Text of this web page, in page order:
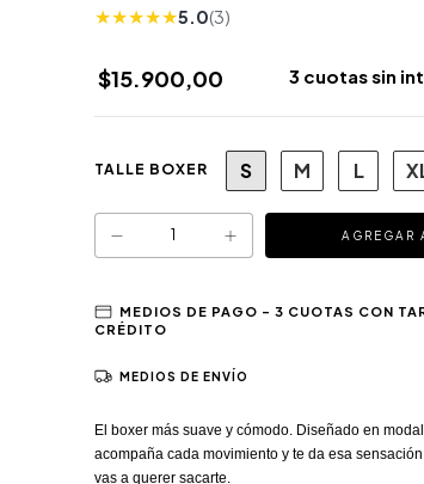
★★★★★5.0(3)
$15.900,00 3 cuotas sin
TALLE BOXER S M L
MEDIOS DE ENVÍO
El boxer más suave y cómodo. Diseñado en
acompaña cada movimiento y te da esa
vas a querer sacarte.